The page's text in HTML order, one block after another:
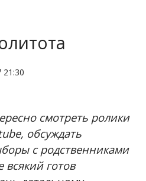
21:30
смотреть ролики
, обсуждать
с родственниками
готов